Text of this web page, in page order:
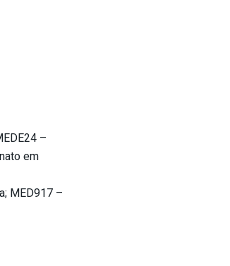
–
em
MED917 –